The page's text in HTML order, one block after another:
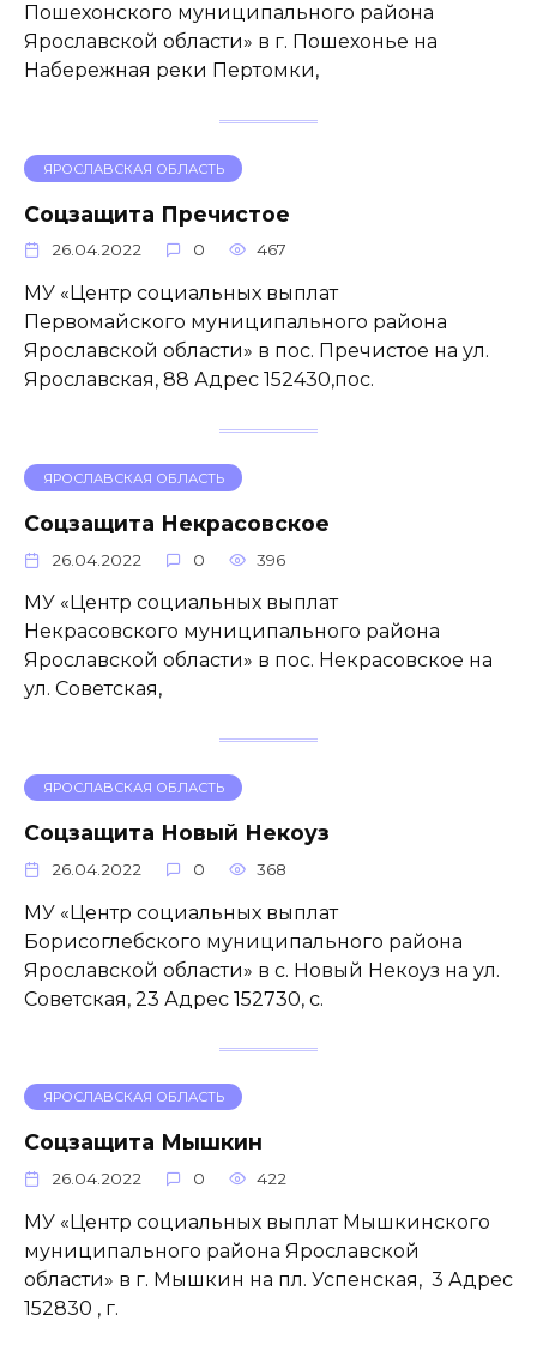
Пошехонского муниципального района
Ярославской области» в г. Пошехонье на
Набережная реки Пертомки,
ЯРОСЛАВСКАЯ ОБЛАСТЬ
Соцзащита Пречистое
26.04.2022 0 467
МУ «Центр социальных выплат
Первомайского муниципального района
Ярославской области» в пос. Пречистое на ул.
Ярославская, 88 Адрес 152430,пос.
ЯРОСЛАВСКАЯ ОБЛАСТЬ
Соцзащита Некрасовское
26.04.2022 0 396
МУ «Центр социальных выплат
Некрасовского муниципального района
Ярославской области» в пос. Некрасовское на
ул. Советская,
ЯРОСЛАВСКАЯ ОБЛАСТЬ
Соцзащита Новый Некоуз
26.04.2022 0 368
МУ «Центр социальных выплат
Борисоглебского муниципального района
Ярославской области» в с. Новый Некоуз на ул.
Советская, 23 Адрес 152730, с.
ЯРОСЛАВСКАЯ ОБЛАСТЬ
Соцзащита Мышкин
26.04.2022 0 422
МУ «Центр социальных выплат Мышкинского
муниципального района Ярославской
области» в г. Мышкин на пл. Успенская, 3 Адрес
152830 , г.